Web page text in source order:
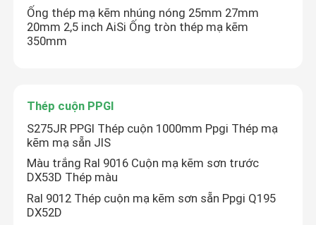
Ống thép mạ kẽm nhúng nóng 25mm 27mm
20mm 2,5 inch AiSi Ống tròn thép mạ kẽm
350mm
Thép cuộn PPGI
S275JR PPGI Thép cuộn 1000mm Ppgi Thép mạ
kẽm mạ sẵn JIS
Màu trắng Ral 9016 Cuộn mạ kẽm sơn trước
DX53D Thép màu
Ral 9012 Thép cuộn mạ kẽm sơn sẵn Ppgi Q195
DX52D